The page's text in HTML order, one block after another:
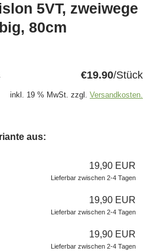
5VT, zweiwege
80cm
€19.90/Stück
inkl. 19 % MwSt. zzgl. Versandkosten.
aus:
19,90 EUR
Lieferbar zwischen 2-4 Tagen
19,90 EUR
Lieferbar zwischen 2-4 Tagen
19,90 EUR
Lieferbar zwischen 2-4 Tagen